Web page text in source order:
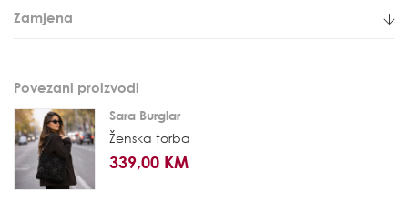
Zamjena
Povezani proizvodi
Sara Burglar
Ženska torba
339,00 KM